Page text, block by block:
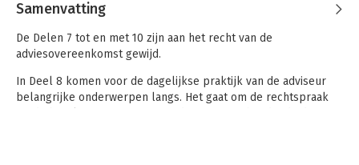
Samenvatting
De Delen 7 tot en met 10 zijn aan het recht van de
adviesovereenkomst gewijd.
In Deel 8 komen voor de dagelijkse praktijk van de adviseur
belangrijke onderwerpen langs. Het gaat om de rechtspraak